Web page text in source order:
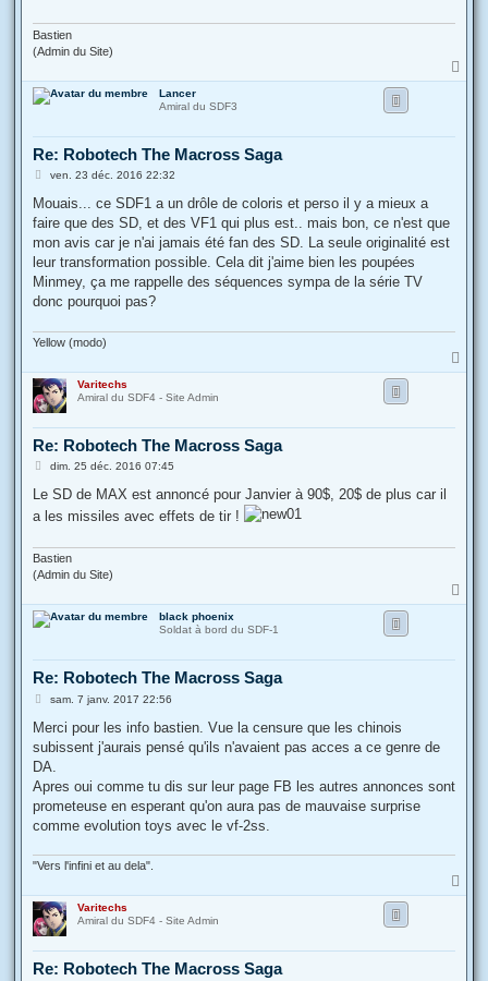
Bastien
(Admin du Site)
a
Lancer
Amiral du SDF3
Re: Robotech The Macross Saga
M
s
a
g
ven. 23 déc. 2016 22:32
Mouais... ce SDF1 a un drôle de coloris et perso il y a mieux a
faire que des SD, et des VF1 qui plus est.. mais bon, ce n'est que
mon avis car je n'ai jamais été fan des SD. La seule originalité est
leur transformation possible. Cela dit j'aime bien les poupées
Minmey, ça me rappelle des séquences sympa de la série TV
donc pourquoi pas?
Yellow (modo)
a
Varitechs
Amiral du SDF4 - Site Admin
Re: Robotech The Macross Saga
M
s
a
dim. 25 déc. 2016 07:45
Le SD de MAX est annoncé pour Janvier à 90$, 20$ de plus car il
a les missiles avec effets de tir !
Bastien
(Admin du Site)
a
black phoenix
Soldat à bord du SDF-1
Re: Robotech The Macross Saga
M
s
a
g
sam. 7 janv. 2017 22:56
Merci pour les info bastien. Vue la censure que les chinois
subissent j'aurais pensé qu'ils n'avaient pas acces a ce genre de
DA.
Apres oui comme tu dis sur leur page FB les autres annonces sont
prometeuse en esperant qu'on aura pas de mauvaise surprise
comme evolution toys avec le vf-2ss.
"Vers l'infini et au dela".
a
Varitechs
Amiral du SDF4 - Site Admin
Re: Robotech The Macross Saga